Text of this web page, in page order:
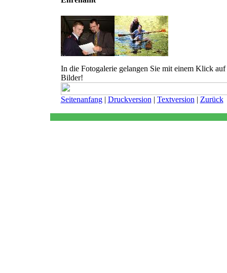
In die Fotogalerie gelangen Sie mit einem Klick auf
Bilder!
Seitenanfang| Druckversion | Textversion | Zurück